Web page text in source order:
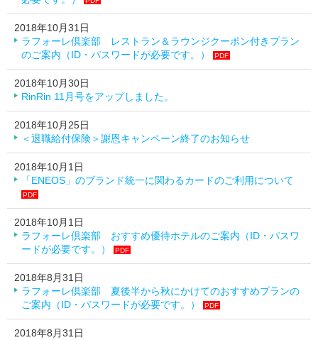
2018年10月31日
ラフォーレ倶楽部 レストラン＆ラウンジクーポン付きプラン
のご案内（ID・パスワードが必要です。）
PDF
2018年10月30日
RinRin 11月号をアップしました。
2018年10月25日
＜退職給付保険＞謝恩キャンペーン終了のお知らせ
2018年10月1日
「ENEOS」のブランド統一に関わるカードのご利用について
PDF
2018年10月1日
ラフォーレ倶楽部 おすすめ優待ホテルのご案内（ID・パスワ
ードが必要です。）
PDF
2018年8月31日
ラフォーレ倶楽部 夏後半から秋にかけてのおすすめプランの
ご案内（ID・パスワードが必要です。）
PDF
2018年8月31日